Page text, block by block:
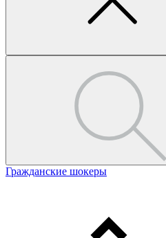
Гражданские шокеры